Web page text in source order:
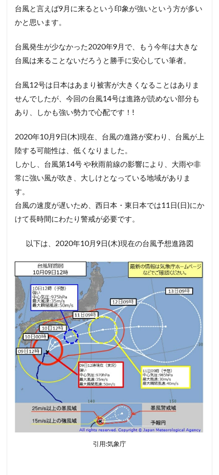
台風と言えば9月に来るという印象が強いという方が多い
かと思います。
台風発生が少なかった2020年9月で、もう今年は大きな
台風は来ることないだろうと勝手に安心してい筆者。
台風12号は日本はあまり被害が大きくなることはありま
せんでしたが、今回の台風14号は進路が読めない部分も
あり、しかも強い勢力で心配です！!
2020年10月9日(木)現在、台風の進路が変わり、台風が上
陸する可能性は、低くなりました。
しかし、台風第14号 や秋雨前線の影響により、大雨や非
常に強い風が吹き、大しけとなっている地域がありま
す。
台風の速度が遅いため、西日本・東日本では11日(日)にか
けて長時間にわたり警戒が必要です。
以下は、2020年10月9日(木)現在の台風予想進路図
引用:気象庁